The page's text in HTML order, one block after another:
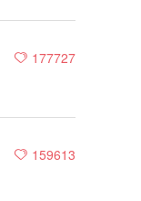
177727
159613